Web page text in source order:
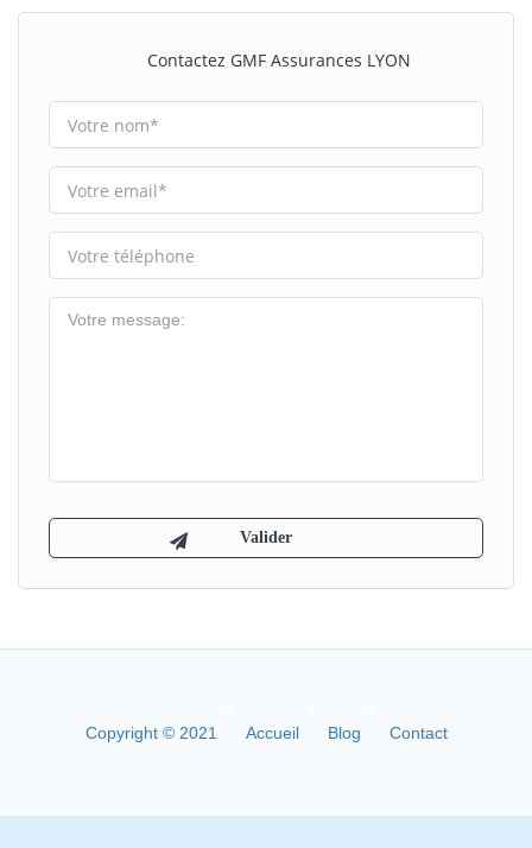
Contactez GMF Assurances LYON
Copyright © 2021 Accueil Blog Contact